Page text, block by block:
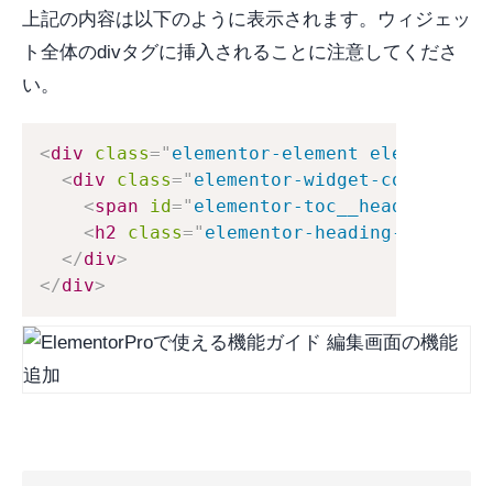
上記の内容は以下のように表示されます。ウィジェッ
ト全体のdivタグに挿入されることに注意してくださ
い。
<div class=" elementor-element
<div class=" elementor-widget-container
<span id=" elementor-toc__heading-
<h2 class=" elementor-heading-title
</div>
</div>